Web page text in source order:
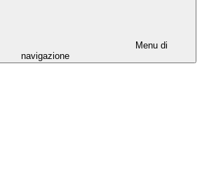
Menu di
navigazione